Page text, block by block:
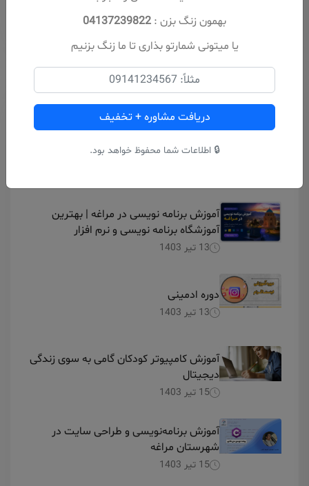
مقالات اخیر
آموزش طراحی سایت در مراغه
آموزش برنامه نویسی در مراغه | بهترین
آموزشگاه برنامه نویسی و نرم افزار
13 تیر 1403
دوره ادمینی
13 تیر 1403
آموزش کامپیوتر کودکان گامی به سوی زندگی
دیجیتال
15 تیر 1403
آموزش برنامه‌نویسی و طراحی سایت در
شهرستان مراغه
15 تیر 1403
بهمون زنگ بزن : 04137239822
یا میتونی شمارتو بذاری تا ما زنگ بزنیم
دریافت مشاوره + تخفیف
🔒 اطلاعات شما محفوظ خواهد بود.